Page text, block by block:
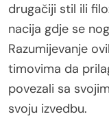
drugačiji stil ili
nacija gdje se
Razumijevanje
timovima da
povezali sa
svoju izvedbu.